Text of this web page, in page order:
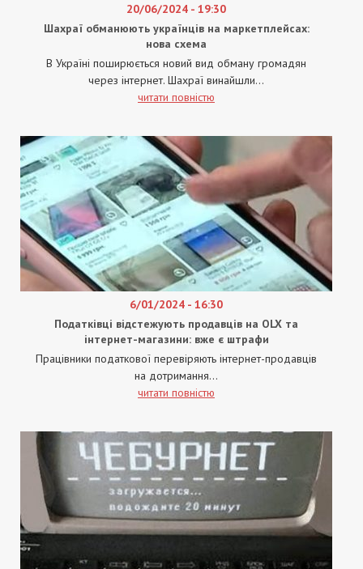
20/06/2024 - 19:30
Шахраї обманюють українців на маркетплейсах:
нова схема
В Україні поширюється новий вид обману громадян
через інтернет. Шахраї винайшли...
читати повністю
6/01/2024 - 16:30
Податківці відстежують продавців на OLX та
інтернет-магазини: вже є штрафи
Працівники податкової перевіряють інтернет-продавців
на дотримання...
читати повністю